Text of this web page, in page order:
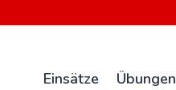
Einsätze Übungen